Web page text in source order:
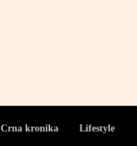
Crna kronika Lifestyle